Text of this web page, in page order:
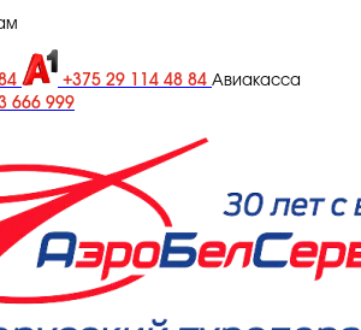
+375 29 114 48 84 Авиакасса
666 999